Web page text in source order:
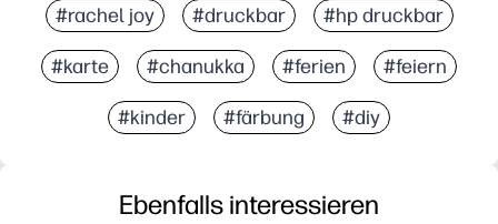
#rachel joy #druckbar #hp druckbar
#karte #chanukka #ferien #feiern
#kinder #färbung #diy
Ebenfalls interessieren